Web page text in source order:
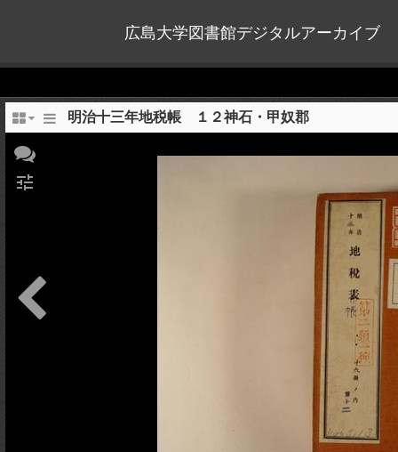
広島大学図書館デジタルアーカイブ
明治十三年地税帳 １２神石・甲奴郡
tune